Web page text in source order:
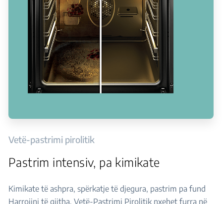
Vetë-pastrimi pirolitik
Pastrim intensiv, pa kimikate
Kimikate të ashpra, spërkatje të djegura, pastrim pa fund
Harrojini të gjitha. Vetë-Pastrimi Pirolitik nxehet furra në